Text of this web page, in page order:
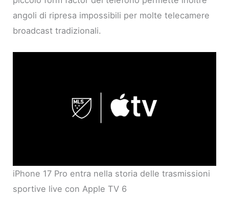
angoli di ripresa impossibili per molte telecamere
broadcast tradizionali.
iPhone 17 Pro entra nella storia delle trasmissioni
sportive live con Apple TV 6